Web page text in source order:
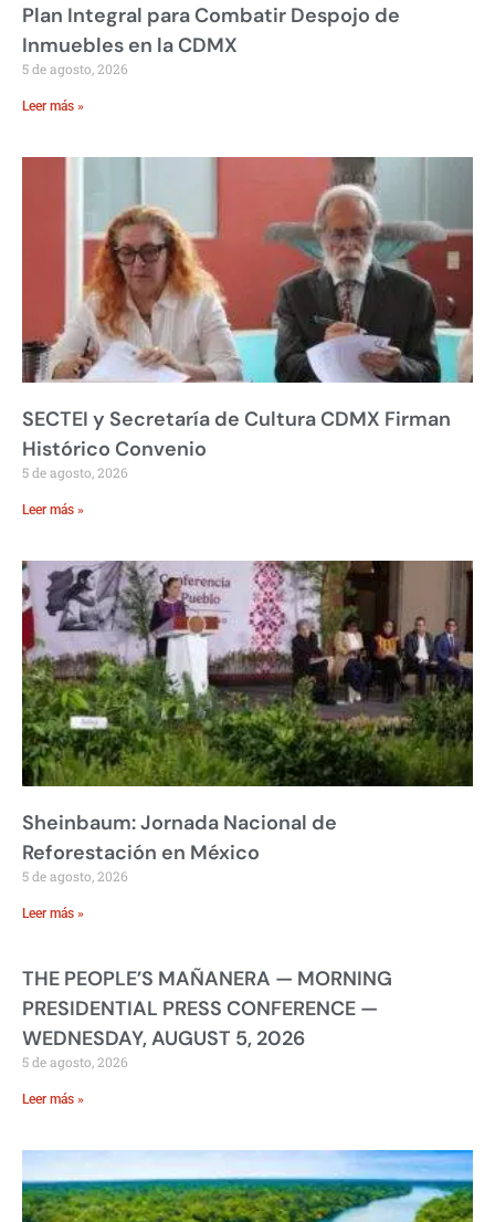
Plan Integral para Combatir Despojo de
Inmuebles en la CDMX
5 de agosto, 2026
Leer más »
SECTEI y Secretaría de Cultura CDMX Firman
Histórico Convenio
5 de agosto, 2026
Leer más »
Sheinbaum: Jornada Nacional de
Reforestación en México
5 de agosto, 2026
Leer más »
THE PEOPLE’S MAÑANERA — MORNING
PRESIDENTIAL PRESS CONFERENCE —
WEDNESDAY, AUGUST 5, 2026
5 de agosto, 2026
Leer más »